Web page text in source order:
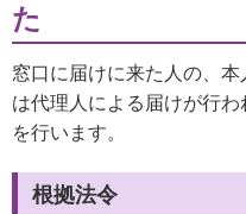
た
窓口に届けに来た人の、
は代理人による届けが行
を行います。
根拠法令